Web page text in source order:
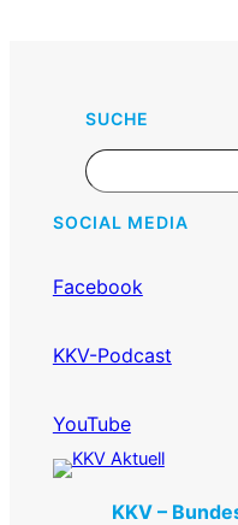
SUCHE
Search
SOCIAL MEDIA
Facebook
KKV-Podcast
YouTube
KKV –